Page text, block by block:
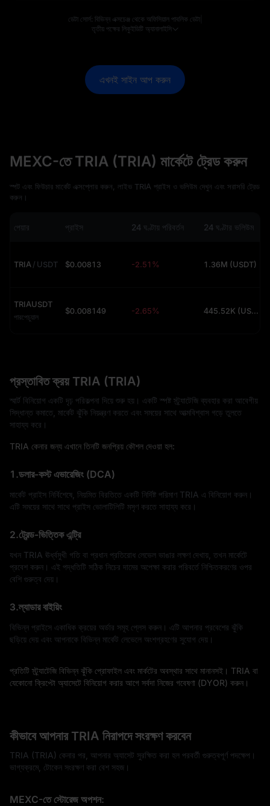
ডেটা সোর্স: বিভিন্ন এক্সচেঞ্জ থেকে অফিসিয়াল পাবলিক ডেটা|
তৃতীয় পক্ষের লিকুইডিটি অ্যানালাইসি
এখনই সাইন আপ করুন
MEXC-তে TRIA (TRIA) মার্কেটে ট্রেড করুন
স্পট এবং ফিউচার মার্কেট এক্সপ্লোর করুন, লাইভ TRIA প্রাইস ও ভলিউম দেখুন এবং সরাসরি ট্রেড
করুন।
পেয়ার প্রাইস 24 ঘণ্টায় পরিবর্তন 24 ঘণ্টার ভলিউম
TRIA/ USDT $0.00813 -2.51% 1.36M (USDT)
TRIAUSDT
পারপেচুয়াল
$0.008149 -2.65% 445.52K (USDT)
প্রস্তাবিত ক্রয় TRIA (TRIA)
স্মার্ট বিনিয়োগ একটি দৃঢ় পরিকল্পনা দিয়ে শুরু হয়। একটি স্পষ্ট স্ট্র্যাটেজি ব্যবহার করা আবেগীয়
সিদ্ধান্ত কমাতে, মার্কেট ঝুঁকি নিয়ন্ত্রণ করতে এবং সময়ের সাথে আত্মবিশ্বাস গড়ে তুলতে
সাহায্য করে।
TRIA কেনার জন্য এখানে তিনটি জনপ্রিয় কৌশল দেওয়া হল:
1.ডলার-কস্ট এভারেজিং (DCA)
মার্কেট প্রাইস নির্বিশেষে, নিয়মিত বিরতিতে একটি নির্দিষ্ট পরিমাণ TRIA এ বিনিয়োগ করুন।
এটি সময়ের সাথে সাথে প্রাইস ভোলাটিলিটি মসৃণ করতে সাহায্য করে।
2.ট্রেন্ড-ভিত্তিক এন্ট্রি
যখন TRIA ঊর্ধ্বমুখী গতি বা প্রধান প্রতিরোধ লেভেল ভাঙার লক্ষণ দেখায়, তখন মার্কেটে
প্রবেশ করুন। এই পদ্ধতিটি সঠিক নিচের দামের অপেক্ষা করার পরিবর্তে নিশ্চিতকরণের ওপর
বেশি গুরুত্ব দেয়।
3.ল্যাডার বাইয়িং
বিভিন্ন প্রাইসে একাধিক ক্রয়ের অর্ডার সমূহ প্লেস করুন। এটি আপনার প্রবেশের ঝুঁকি
ছড়িয়ে দেয় এবং আপনাকে বিভিন্ন মার্কেট লেভেলে অংশগ্রহণের সুযোগ দেয়।
প্রতিটি স্ট্র্যাটেজি বিভিন্ন ঝুঁকি প্রোফাইল এবং মার্কটের অবস্থার সাথে মানানসই। TRIA বা
যেকোনো ক্রিপ্টো অ্যাসেটে বিনিয়োগ করার আগে সর্বদা নিজের গবেষণা (DYOR) করুন।
কীভাবে আপনার TRIA নিরাপদে সংরক্ষণ করবেন
TRIA (TRIA) কেনার পর, আপনার অ্যাসেট সুরক্ষিত করা হল পরবর্তী গুরুত্বপূর্ণ পদক্ষেপ।
ভাগ্যক্রমে, টোকেন সংরক্ষণ করা বেশ সহজ।
MEXC-তে স্টোরেজ অপশন: